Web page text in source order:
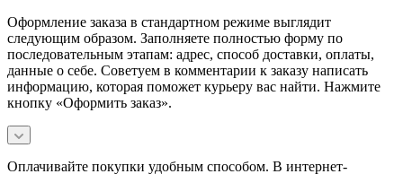
Оформление заказа в стандартном режиме выглядит
следующим образом. Заполняете полностью форму по
последовательным этапам: адрес, способ доставки, оплаты,
данные о себе. Советуем в комментарии к заказу написать
информацию, которая поможет курьеру вас найти. Нажмите
кнопку «Оформить заказ».
Оплачивайте покупки удобным способом. В интернет-